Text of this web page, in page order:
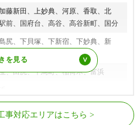
藤新田、上妙典、河原、香取、北
前、国府台、高谷、高谷新町、国分
尻、下貝塚、下新宿、下妙典、新
、田尻、千鳥町、稲荷木、富浜
俣、二俣新町、奉免町、北方町、堀
市川駅、本八幡駅
事対応エリアはこちら